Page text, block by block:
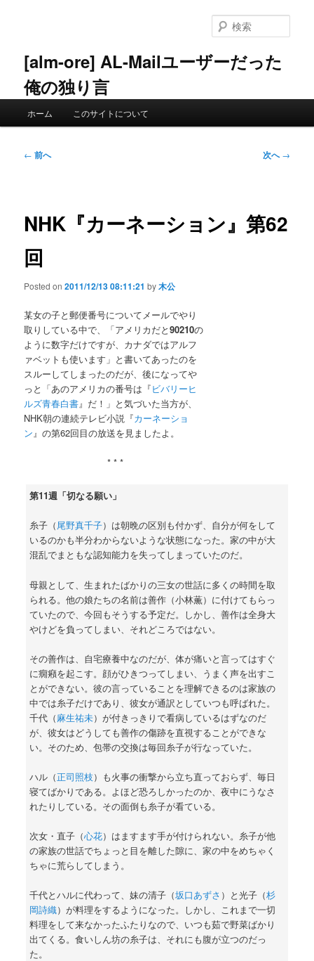
ン
へ
[alm-ore] AL-Mailユーザーだった
俺の独り言
索
ホーム このサイトについて
投
ー
ョ
ン
← 前へ 次へ→
NHK『カーネーション』第62
回
Posted on2011/12/13 08:11:21 by木公
某女の子と郵便番号についてメールでやり
取りしている中で、「アメリカだと90210の
ように数字だけですが、カナダではアルフ
ァベットも使います」と書いてあったのを
スルーしてしまったのだが、後になってや
っと「あのアメリカの番号は『ビバリーヒ
ルズ青春白書』だ！」と気づいた当方が、
NHK朝の連続テレビ小説『カーネーショ
ン』の第62回目の放送を見ましたよ。
* * *
第11週「切なる願い」
糸子（尾野真千子）は朝晩の区別も付かず、自分が何をして
いるのかも半分わからないような状態になった。家の中が大
混乱でまともな認知能力を失ってしまっていたのだ。
母親として、生まれたばかりの三女の世話に多くの時間を取
られる。他の娘たちの名前は善作（小林薫）に付けてもらっ
ていたので、今回もそうする予定だ。しかし、善作は全身大
やけどを負ってしまい、それどころではない。
その善作は、自宅療養中なのだが、体が痛いと言ってはすぐ
に癇癪を起こす。顔がひきつってしまい、うまく声を出すこ
とができない。彼の言っていることを理解できるのは家族の
中では糸子だけであり、彼女が通訳としていつも呼ばれた。
千代（麻生祐未）が付きっきりで看病しているはずなのだ
が、彼女はどうしても善作の傷跡を直視することができな
い。そのため、包帯の交換は毎回糸子が行なっていた。
ハル（正司照枝）も火事の衝撃から立ち直っておらず、毎日
寝てばかりである。よほど恐ろしかったのか、夜中にうなさ
れたりしている。その面倒も糸子が看ている。
次女・直子（心花）はますます手が付けられない。糸子が他
の家族の世話でちょっと目を離した隙に、家の中をめちゃく
ちゃに荒らしてしまう。
千代とハルに代わって、妹の清子（坂口あずさ ）と光子（杉
岡詩織）が料理をするようになった。しかし、これまで一切
料理をして来なかったふたりなので、いつも茹で野菜ばかり
出てくる。食いしん坊の糸子は、それにも腹が立つのだっ
た。